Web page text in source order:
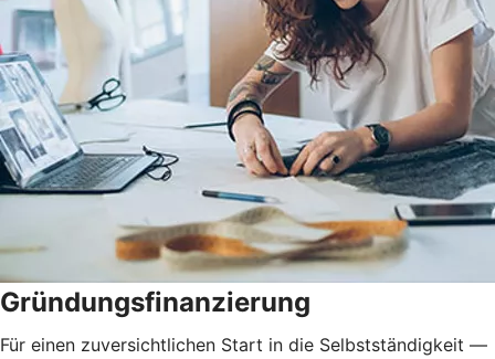
Gründungsfinanzierung
Für einen zuversichtlichen Start in die Selbstständigkeit —